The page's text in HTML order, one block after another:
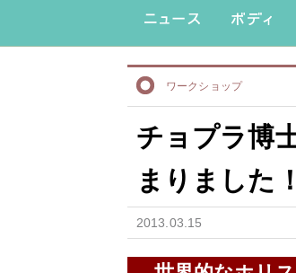
ワークショップ
チョプラ博
まりました！
2013.03.15